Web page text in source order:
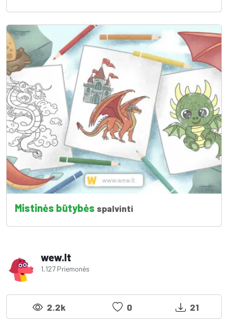
Mistinės būtybės spalvinti
wew.lt
1,127 Priemonės
2.2k 0 21